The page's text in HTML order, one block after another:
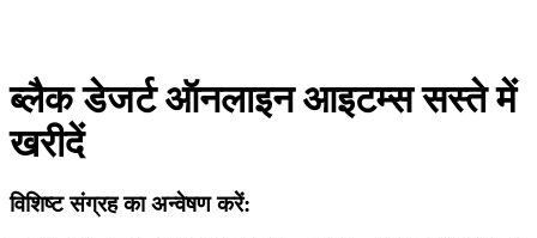
ब्लैक डेजर्ट ऑनलाइन आइटम्स सस्ते में
खरीदें
विशिष्ट संग्रह का अन्वेषण करें: